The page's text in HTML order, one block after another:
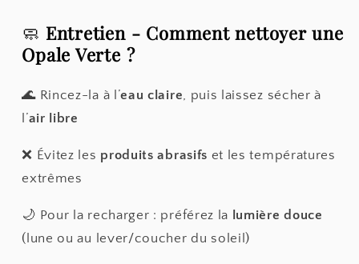
🧼 Entretien - Comment nettoyer une
Opale Verte ?
🌊 Rincez-la à l’eau claire, puis laissez sécher à
l’air libre
❌ Évitez les produits abrasifs et les températures
extrêmes
🌙 Pour la recharger : préférez la lumière douce
(lune ou au lever/coucher du soleil)